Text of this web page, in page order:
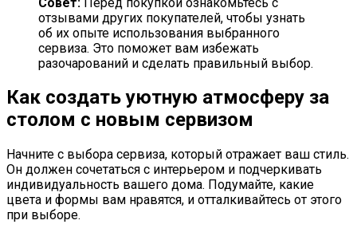
отзывами других покупателей, чтобы узнать
об их опыте использования выбранного
сервиза. Это поможет вам избежать
разочарований и сделать правильный выбор.
Как создать уютную атмосферу за
столом с новым сервизом
Начните с выбора сервиза, который отражает ваш стиль.
Он должен сочетаться с интерьером и подчеркивать
индивидуальность вашего дома. Подумайте, какие
цвета и формы вам нравятся, и отталкивайтесь от этого
при выборе.